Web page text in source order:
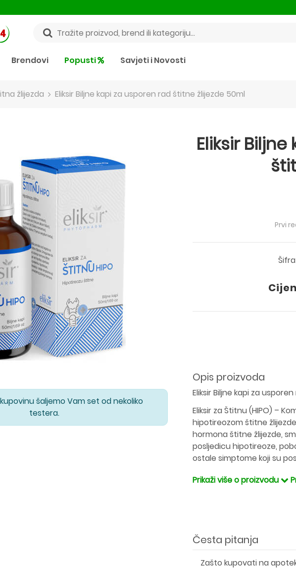
Brendovi Popusti Savjeti i Novosti
žlijezda Eliksir Biljne kapi za usporen rad štitne žlijezde 50ml
šaljemo Vam set od nekoliko
testera.
Eliksir
Prvi
Opis proizvoda
Eliksir Biljne kapi za
Eliksir za Štitnu (HIPO) –
hipotireozom štitne
hormona štitne žlijezde,
posljedicu hipotireoze,
ostale simptome koji su
Prikaži više o proizvodu
Česta pitanja
Zašto kupovati na